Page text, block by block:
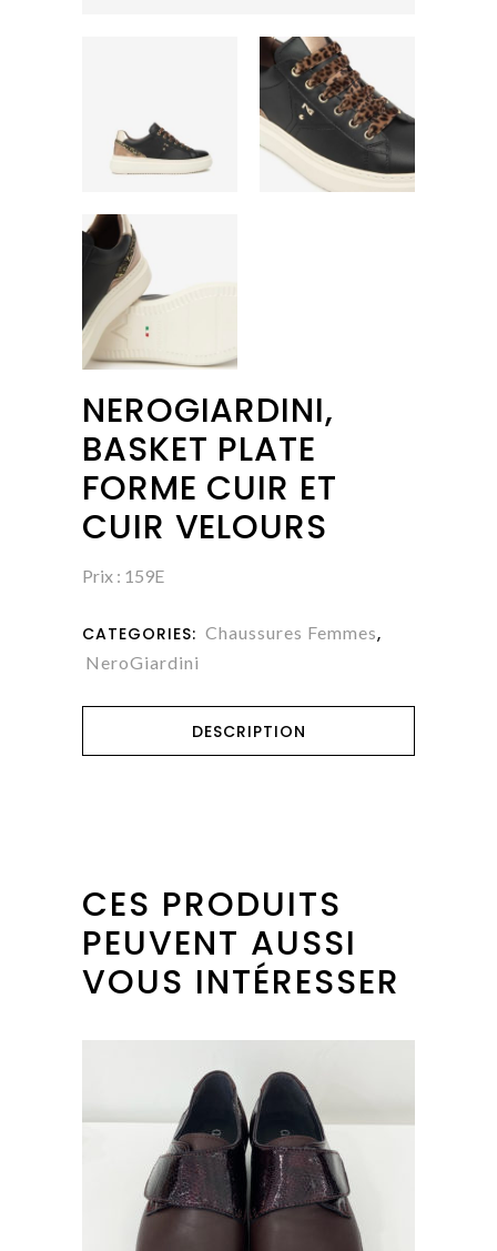
NEROGIARDINI,
BASKET PLATE
FORME CUIR ET
CUIR VELOURS
Prix : 159E
CATEGORIES: Chaussures Femmes,
NeroGiardini
DESCRIPTION
CES PRODUITS
PEUVENT AUSSI
VOUS INTÉRESSER